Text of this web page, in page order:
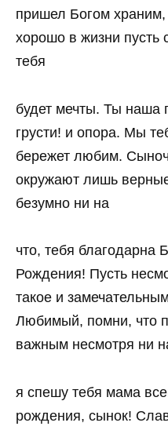
пришел Богом
хорошо в жизни пусть
тебя
будет мечты. Ты наша
грусти! и опора. Мы
бережет любим.
окружают лишь
безумно ни на
что, тебя благодарна
Рождения! Пусть
такое и
Любимый, помни, что
важным несмотря ни
я спешу тебя мама
рождения, сынок!